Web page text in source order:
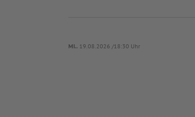
MI.. 19.08.2026 /18:30 Uhr